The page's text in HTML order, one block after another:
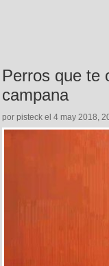
Perros que te
campana
por pisteck el 4 may 2018,